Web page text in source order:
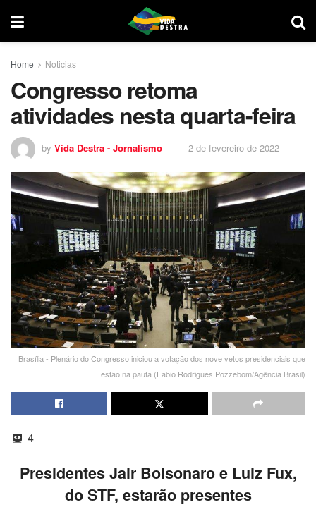
Home Noticias
Congresso retoma
atividades nesta quarta-feira
by Vida Destra - Jornalismo 2 de fevereiro de 2022
Brasília - Plenário do Congresso iniciou a votação dos nove vetos presidenciais que
estão na pauta (Fabio Rodrigues Pozzebom/Agência Brasil)
4
Presidentes Jair Bolsonaro e Luiz Fux,
do STF, estarão presentes